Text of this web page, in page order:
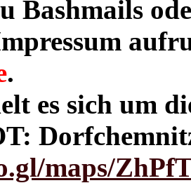
Bashmails
.
es sich um
maps/